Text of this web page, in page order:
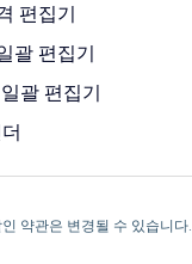
편집기
괄 편집기
괄 편집기
약관은 변경될 수 있습니다.